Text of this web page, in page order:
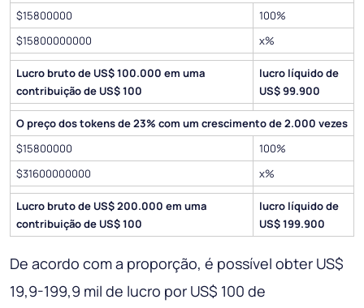
$15800000
100%
$15800000000
x%
Lucro bruto de US$ 100.000 em uma
contribuição de US$ 100
lucro líquido de
US$ 99.900
O preço dos tokens de 23% com um crescimento de 2.000 vezes
$15800000
100%
$31600000000
x%
Lucro bruto de US$ 200.000 em uma
contribuição de US$ 100
lucro líquido de
US$ 199.900
De acordo com a proporção, é possível obter US$
19,9-199,9 mil de lucro por US$ 100 de